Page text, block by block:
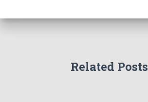
Related Posts